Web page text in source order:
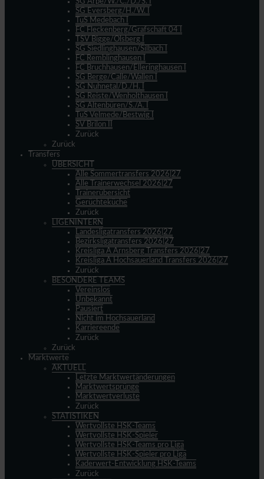
SG Arpe/W./C./D./S. I
SG Eversberg/H./W. I
TuS Medebach I
FC Fleckenberg/Grafschaft 04 I
TSV Bigge/Olsberg I
SG Siedlinghausen/Silbach I
FC Remblinghausen I
FC Bruchhausen/Elleringhausen I
SG Berge/Calle/Wallen I
SG Nuhnetal/D./H. I
SG Reiste/Wenholthausen I
SG Altenbüren/S./A. I
TuS Velmede/Bestwig I
SV Brilon II
Zurück
Zurück
Transfers
ÜBERSICHT
Alle Sommertransfers 2026|27
Alle Trainerwechsel 2026|27
Trainerübersicht
Gerüchteküche
Zurück
LIGENINTERN
Landesligatransfers 2026|27
Bezirksligatransfers 2026|27
Kreisliga A Arnsberg Transfers 2026|27
Kreisliga A Hochsauerland Transfers 2026|27
Zurück
BESONDERE TEAMS
Vereinslos
Unbekannt
Pausiert
Nicht im Hochsauerland
Karriereende
Zurück
Zurück
Marktwerte
AKTUELL
Letzte Marktwertänderungen
Marktwertsprünge
Marktwertverluste
Zurück
STATISTIKEN
Wertvollste HSK-Teams
Wertvollste HSK-Spieler
Wertvollste HSK-Teams pro Liga
Wertvollste HSK-Spieler pro Liga
Kaderwert-Entwicklung HSK-Teams
Zurück